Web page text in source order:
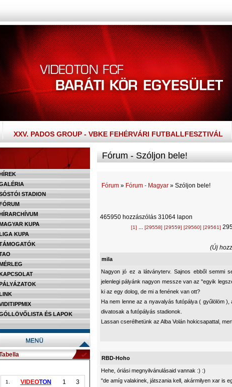
XXV. PADOS GROUP - VBKE FEHÉRVÁRI FUTBALLFESZTIVÁL
STADION
KUPA
KUPA
ÉS LAPOK
1. VIDEOTON 1 3
Fórum - Szóljon bele!
Fórum » Fórum - Magyar » Szóljon bele!
465950 hozzászólás 31064 lapon
[1] ... [29558] [29559] [29560] [29561]
(Új
mila
Nagyon jó ez a látványterv. Sajnos ebből semmi
jelenlegi pályánk nagyon messze van az "egyik
ki az egy dolog, de mi a fenének van ott?
Ha nem lenne az a nyavalyás futópálya ( gyűlölöm
divatosak a futópályás stadionok.
Lassan cserélhetünk az Alba Volán hokicsapattal,
RBD-Hoho
Hehe, óriási megnyilvánulásaid vannak :) :)
"de amíg valakinek, játszania kell, akármilyen xar is